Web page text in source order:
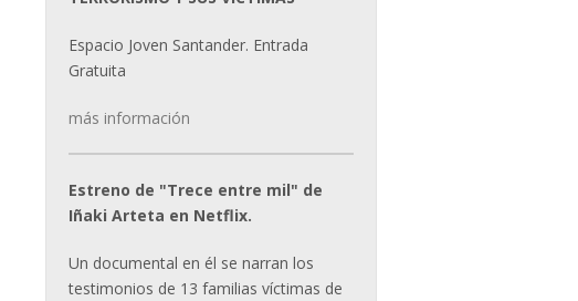
Espacio Joven Santander. Entrada
Gratuita
más información
Estreno de "Trece entre mil" de
Iñaki Arteta en Netflix.
Un documental en él se narran los
testimonios de 13 familias víctimas de